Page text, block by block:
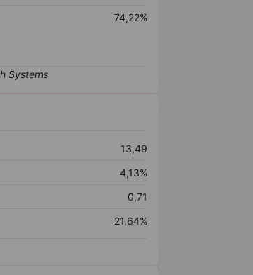
74,22%
13,49
4,13%
0,71
21,64%